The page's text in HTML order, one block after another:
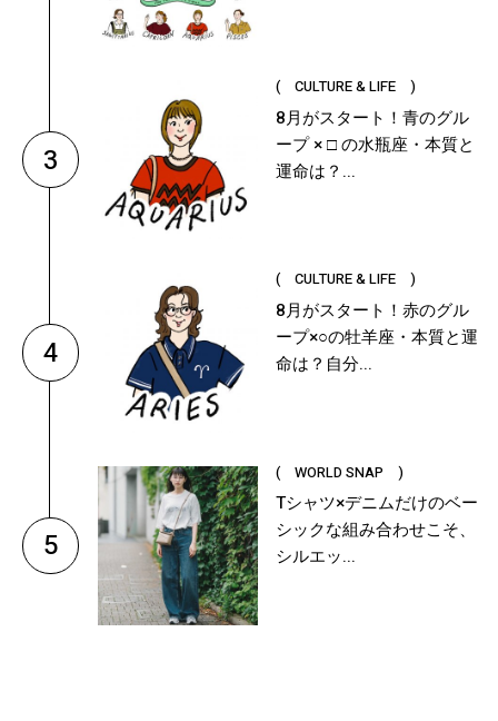
3
( CULTURE & LIFE )
8月がスタート！青のグル
ープ × □ の水瓶座・本質と
運命は？...
4
( CULTURE & LIFE )
8月がスタート！赤のグル
ープ×○の牡羊座・本質と運
命は？自分...
5
( WORLD SNAP )
Tシャツ×デニムだけのベー
シックな組み合わせこそ、
シルエッ...